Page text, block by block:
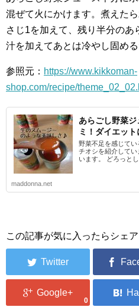
混ぜて火にかけます。煮えた
さじ1を加えて、残り半分のあ
汁を加えてあとは冷やし固める
参照元： https://www.kikkoman-
shop.com/recipe/
あらごし野菜
ミ！ダイエッ
野菜不足を感じて
チオシを紹介して
います。 どろっとし
maddonna.net
この記事が気に入ったらシェア
0